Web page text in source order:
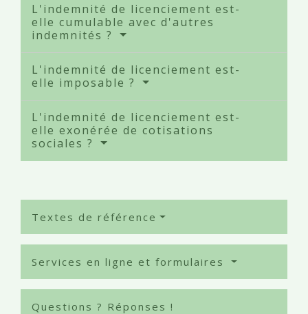
L'indemnité de licenciement est-
elle cumulable avec d'autres
indemnités ?
L'indemnité de licenciement est-
elle imposable ?
L'indemnité de licenciement est-
elle exonérée de cotisations
sociales ?
Textes de référence
Services en ligne et formulaires
Questions ? Réponses !